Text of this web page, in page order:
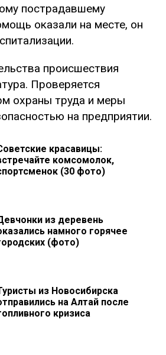
пострадавшему
оказали на месте, он
происшествия
Проверяется
охраны труда и меры
на предприятии.
красавицы:
комсомолок,
(30 фото)
из деревень
намного горячее
(фото)
из Новосибирска
на Алтай после
кризиса